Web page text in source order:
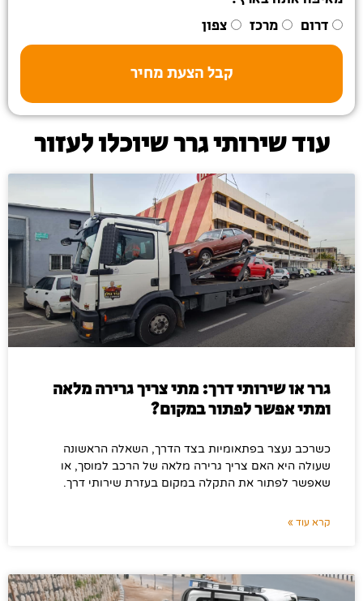
דרום
מרכז צפון
קבל הצעת מחיר
עוד שירותי גרר שיוכלו לעזור
גרר או שירותי דרך: מתי צריך גרירה מלאה
ומתי אפשר לפתור במקום?
כשרכב נעצר בפתאומיות בצד הדרך, השאלה הראשונה
שעולה היא האם צריך גרירה מלאה של הרכב למוסך, או
שאפשר לפתור את התקלה במקום בעזרת שירותי דרך.
קרא עוד »